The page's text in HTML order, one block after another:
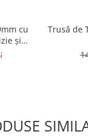
cu
și
Trusă de